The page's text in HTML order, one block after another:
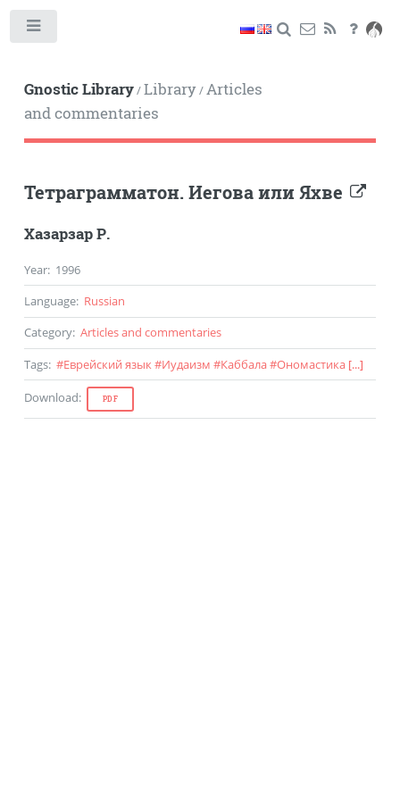
Gnostic Library/Library/Articles
and commentaries
Тетраграмматон. Иегова или Яхве
Хазарзар Р.
Year: 1996
Language: Russian
Category: Articles and commentaries
Tags: #Еврейский язык #Иудаизм #Каббала#Ономастика [...]
Download: PDF